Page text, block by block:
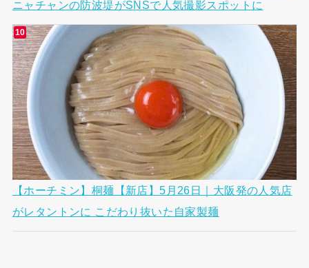
ニャチャンの防波堤がSNSで人気撮影スポットに
【ホーチミン】桐麺【新店】5月26日｜大阪発の人気店
がレタントンに こだわり抜いた自家製麺